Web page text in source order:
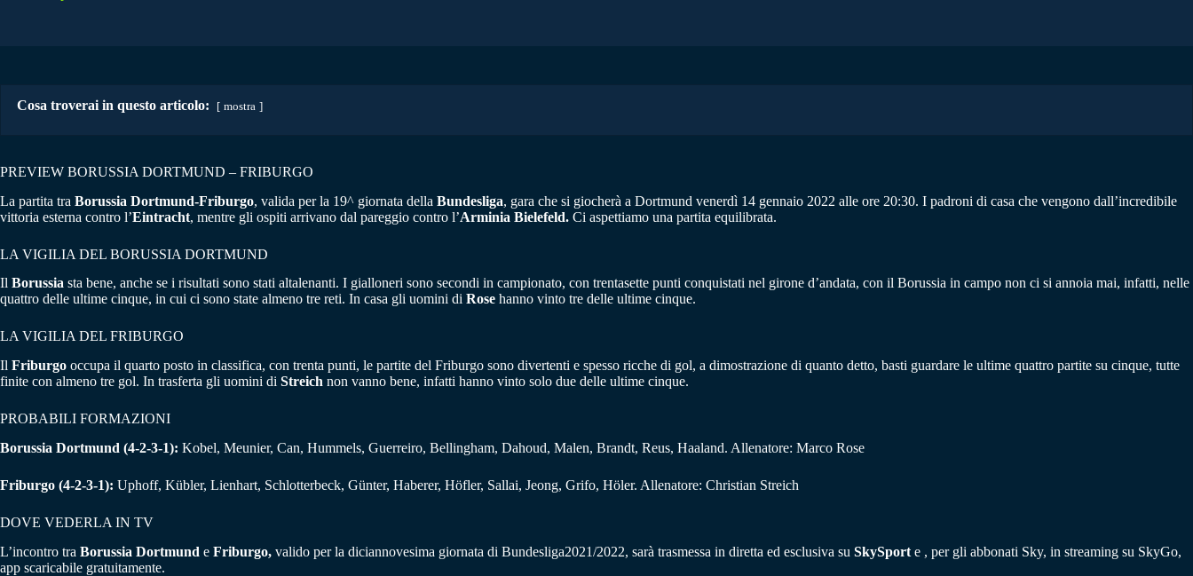
Cosa troverai in questo articolo: mostra
PREVIEW BORUSSIA DORTMUND – FRIBURGO
La partita tra Borussia Dortmund-Friburgo, valida per la 19^ giornata della Bundesliga, gara che si giocherà a Dortmund venerdì 14 gennaio 2022 alle ore 20:30. I padroni di casa che vengono dall’incredibile
vittoria esterna contro l’Eintracht, mentre gli ospiti arrivano dal pareggio contro l’Arminia Bielefeld. Ci aspettiamo una partita equilibrata.
LA VIGILIA DEL BORUSSIA DORTMUND
Il Borussia sta bene, anche se i risultati sono stati altalenanti. I gialloneri sono secondi in campionato, con trentasette punti conquistati nel girone d’andata, con il Borussia in campo non ci si annoia mai, infatti, nelle
quattro delle ultime cinque, in cui ci sono state almeno tre reti. In casa gli uomini di Rose hanno vinto tre delle ultime cinque.
LA VIGILIA DEL FRIBURGO
Il Friburgo occupa il quarto posto in classifica, con trenta punti, le partite del Friburgo sono divertenti e spesso ricche di gol, a dimostrazione di quanto detto, basti guardare le ultime quattro partite su cinque, tutte
finite con almeno tre gol. In trasferta gli uomini di Streich non vanno bene, infatti hanno vinto solo due delle ultime cinque.
PROBABILI FORMAZIONI
Borussia Dortmund (4-2-3-1): Kobel, Meunier, Can, Hummels, Guerreiro, Bellingham, Dahoud, Malen, Brandt, Reus, Haaland. Allenatore: Marco Rose
Friburgo (4-2-3-1): Uphoff, Kübler, Lienhart, Schlotterbeck, Günter, Haberer, Höfler, Sallai, Jeong, Grifo, Höler. Allenatore: Christian Streich
DOVE VEDERLA IN TV
L’incontro tra Borussia Dortmund e Friburgo, valido per la diciannovesima giornata di Bundesliga2021/2022, sarà trasmessa in diretta ed esclusiva su SkySport e , per gli abbonati Sky, in streaming su SkyGo,
app scaricabile gratuitamente.